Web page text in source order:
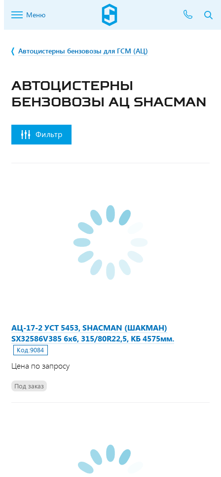
Меню
Автоцистерны бензовозы для ГСМ (АЦ)
АВТОЦИСТЕРНЫ
БЕНЗОВОЗЫ АЦ SHACMAN
Фильтр
АЦ-17-2 УСТ 5453, SHACMAN (ШАКМАН)
SX32586V385 6х6, 315/80R22,5, КБ 4575мм.
Код:9084
Цена по запросу
Под заказ